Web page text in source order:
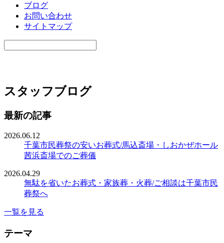
ブログ
お問い合わせ
サイトマップ
スタッフブログ
最新の記事
2026.06.12
千葉市民葬祭の安いお葬式/馬込斎場・しおかぜホール
茜浜斎場でのご葬儀
2026.04.29
無駄を省いたお葬式・家族葬・火葬/ご相談は千葉市民
葬祭へ
一覧を見る
テーマ